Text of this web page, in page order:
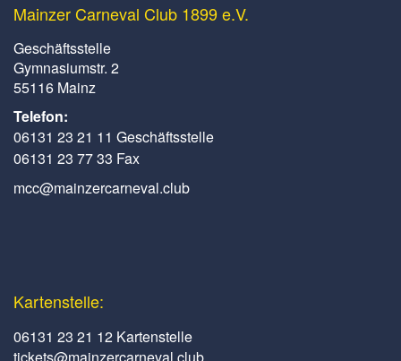
Mainzer Carneval Club 1899 e.V.
Geschäftsstelle
Gymnasiumstr. 2
55116 Mainz
Telefon:
06131 23 21 11 Geschäftsstelle
06131 23 77 33 Fax
mcc@mainzercarneval.club
Kartenstelle:
06131 23 21 12 Kartenstelle